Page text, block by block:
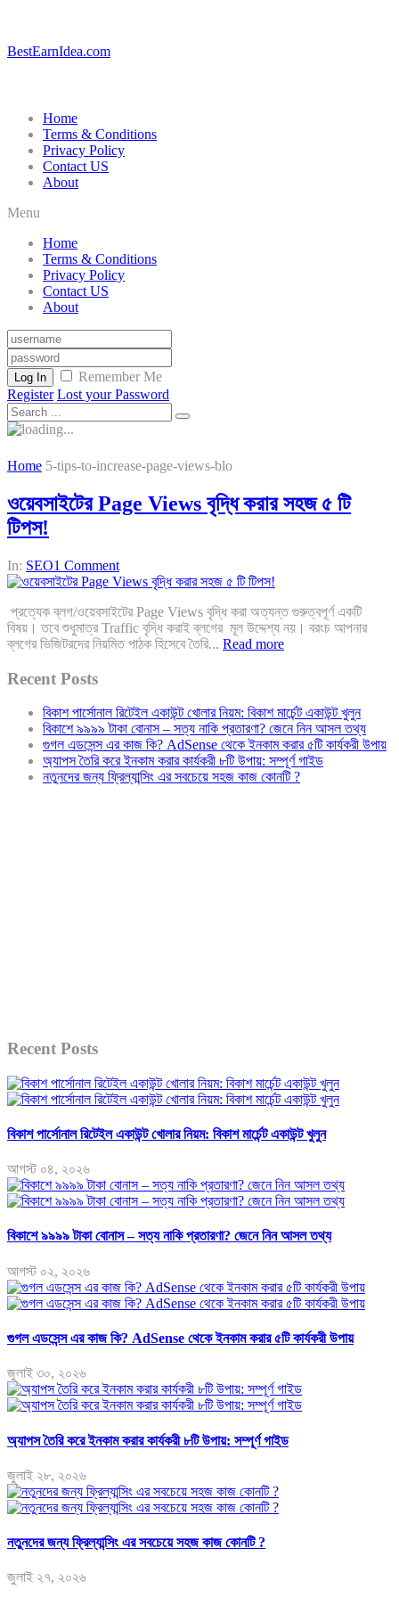
BestEarnIdea.com
Home
Terms & Conditions
Privacy Policy
Contact US
About
Menu
Home
Terms & Conditions
Privacy Policy
Contact US
About
Log In
Remember Me
Register Lost your Password
Home 5-tips-to-increase-page-views-blo
ওয়েবসাইটের Page Views বৃদ্ধি করার সহজ ৫ টি
টিপস!
In: SEO1 Comment
প্রত্যেক ব্লগ/ওয়েবসাইটের Page Views বৃদ্ধি করা অত্যন্ত গুরুত্বপূর্ণ একটি
বিষয়। তবে শুধুমাত্র Traffic বৃদ্ধি করাই ব্লগের মূল উদ্দেশ্য নয়। বরংচ আপনার
ব্লগের ভিজিটরদের নিয়মিত পাঠক হিসেবে তৈরি... Read more
Recent Posts
বিকাশ পার্সোনাল রিটেইল একাউন্ট খোলার নিয়ম: বিকাশ মার্চেন্ট একাউন্ট খুলুন
বিকাশে ৯৯৯৯ টাকা বোনাস – সত্য নাকি প্রতারণা? জেনে নিন আসল তথ্য
গুগল এডসেন্স এর কাজ কি? AdSense থেকে ইনকাম করার ৫টি কার্যকরী উপায়
অ্যাপস তৈরি করে ইনকাম করার কার্যকরী ৮টি উপায়: সম্পূর্ণ গাইড
নতুনদের জন্য ফ্রিল্যান্সিং এর সবচেয়ে সহজ কাজ কোনটি ?
Recent Posts
বিকাশ পার্সোনাল রিটেইল একাউন্ট খোলার নিয়ম: বিকাশ মার্চেন্ট একাউন্ট খুলুন
আগস্ট ০৪, ২০২৬
বিকাশে ৯৯৯৯ টাকা বোনাস – সত্য নাকি প্রতারণা? জেনে নিন আসল তথ্য
আগস্ট ০২, ২০২৬
গুগল এডসেন্স এর কাজ কি? AdSense থেকে ইনকাম করার ৫টি কার্যকরী উপায়
জুলাই ৩০, ২০২৬
অ্যাপস তৈরি করে ইনকাম করার কার্যকরী ৮টি উপায়: সম্পূর্ণ গাইড
জুলাই ২৮, ২০২৬
নতুনদের জন্য ফ্রিল্যান্সিং এর সবচেয়ে সহজ কাজ কোনটি ?
জুলাই ২৭, ২০২৬